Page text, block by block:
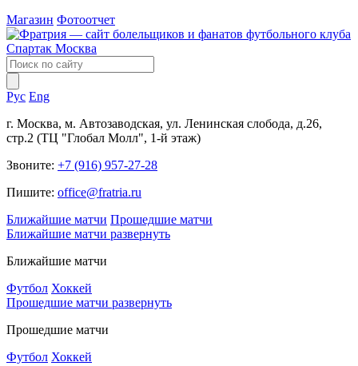
Магазин Фотоотчет
Рус Eng
г. Москва, м. Автозаводская, ул. Ленинская слобода, д.26,
стр.2 (ТЦ "Глобал Молл", 1-й этаж)
Звоните: +7 (916) 957-27-28
Пишите: office@fratria.ru
Ближайшие матчи Прошедшие матчи
Ближайшие матчи развернуть
Ближайшие матчи
Футбол Хоккей
Прошедшие матчи развернуть
Прошедшие матчи
Футбол Хоккей